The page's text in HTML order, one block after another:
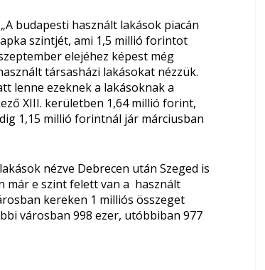
budapesti használt lakások piacán
szintjét, ami 1,5 millió forintot
elejéhez képest még
társasházi lakásokat nézzük.
lenne ezeknek a lakásoknak a
XIII. kerületben 1,64 millió forint,
1,15 millió forintnál jár márciusban
nézve Debrecen után Szeged is
már e szint felett van a használt
kereken 1 milliós összeget
városban 998 ezer, utóbbiban 977